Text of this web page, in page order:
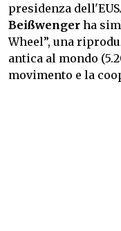
presidenza
Beißwenger ha
Wheel”, una
antica al mondo
movimento e la